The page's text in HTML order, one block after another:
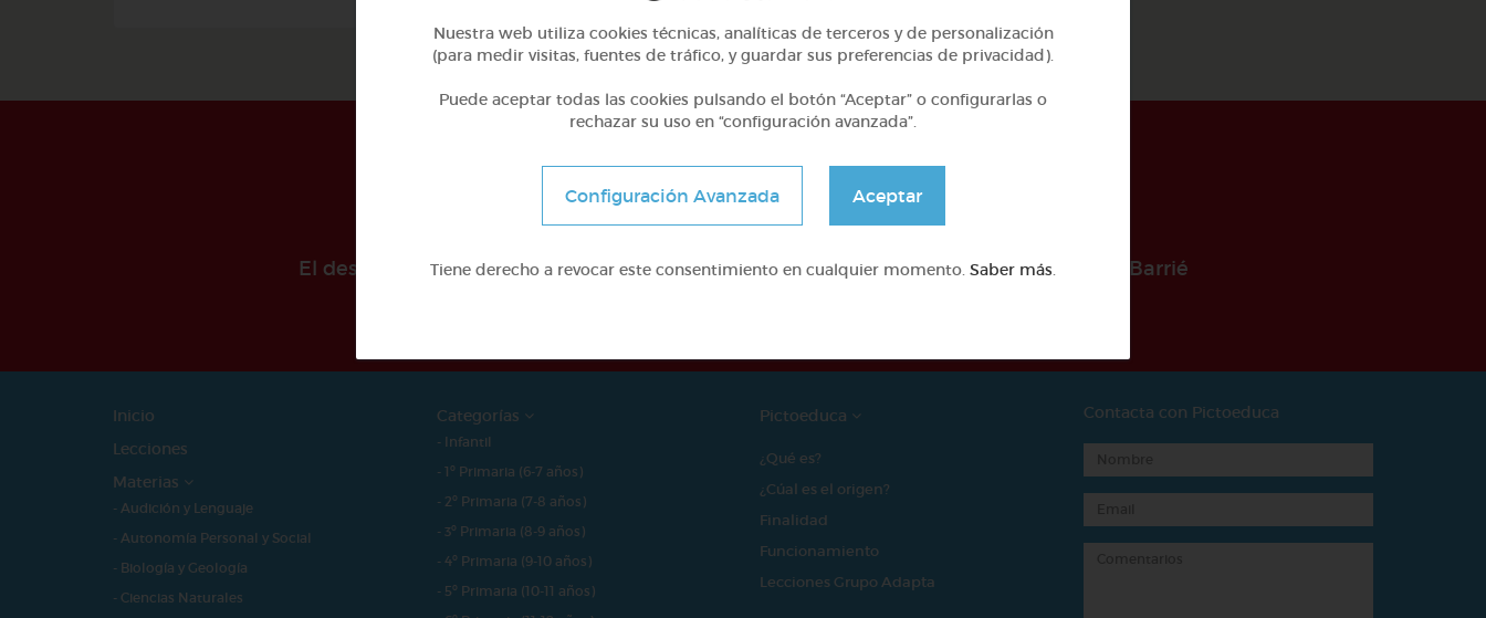
El desarollo de este proyecto ha sido posible gracias al mecenazgo de la Fundación Barrié
Inicio
Lecciones
Materias
- Audición y Lenguaje
- Autonomía Personal y Social
- Biología y Geología
- Ciencias Naturales
Categorías
- Infantil
- 1º Primaria (6-7 años)
- 2º Primaria (7-8 años)
- 3º Primaria (8-9 años)
- 4º Primaria (9-10 años)
- 5º Primaria (10-11 años)
Pictoeduca
¿Qué es?
¿Cúal es el origen?
Finalidad
Funcionamiento
Lecciones Grupo Adapta
Contacta con Pictoeduca
Nuestra web utiliza cookies técnicas, analíticas de terceros y de personalización
(para medir visitas, fuentes de tráfico, y guardar sus preferencias de privacidad).
Puede aceptar todas las cookies pulsando el botón “Aceptar” o configurarlas o
rechazar su uso en “configuración avanzada”.
Configuración Avanzada Aceptar
Tiene derecho a revocar este consentimiento en cualquier momento. Saber más.